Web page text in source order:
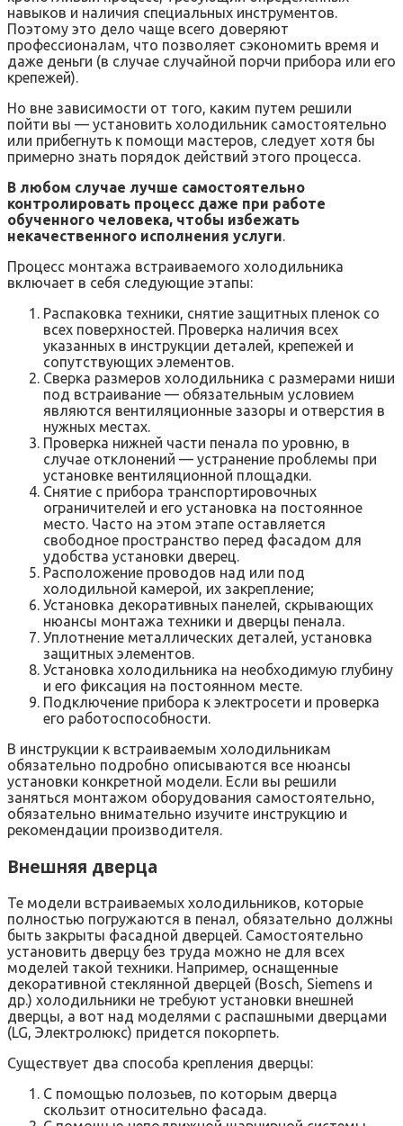
навыков и наличия специальных инструментов.
Поэтому это дело чаще всего доверяют
профессионалам, что позволяет сэкономить время и
даже деньги (в случае случайной порчи прибора или его
крепежей).
Но вне зависимости от того, каким путем решили
пойти вы — установить холодильник самостоятельно
или прибегнуть к помощи мастеров, следует хотя бы
примерно знать порядок действий этого процесса.
В любом случае лучше самостоятельно
контролировать процесс даже при работе
обученного человека, чтобы избежать
некачественного исполнения услуги.
Процесс монтажа встраиваемого холодильника
включает в себя следующие этапы:
Распаковка техники, снятие защитных пленок со
всех поверхностей. Проверка наличия всех
указанных в инструкции деталей, крепежей и
сопутствующих элементов.
Сверка размеров холодильника с размерами ниши
под встраивание — обязательным условием
являются вентиляционные зазоры и отверстия в
нужных местах.
Проверка нижней части пенала по уровню, в
случае отклонений — устранение проблемы при
установке вентиляционной площадки.
Снятие с прибора транспортировочных
ограничителей и его установка на постоянное
место. Часто на этом этапе оставляется
свободное пространство перед фасадом для
удобства установки дверец.
Расположение проводов над или под
холодильной камерой, их закрепление;
Установка декоративных панелей, скрывающих
нюансы монтажа техники и дверцы пенала.
Уплотнение металлических деталей, установка
защитных элементов.
Установка холодильника на необходимую глубину
и его фиксация на постоянном месте.
Подключение прибора к электросети и проверка
его работоспособности.
В инструкции к встраиваемым холодильникам
обязательно подробно описываются все нюансы
установки конкретной модели. Если вы решили
заняться монтажом оборудования самостоятельно,
обязательно внимательно изучите инструкцию и
рекомендации производителя.
Внешняя дверца
Те модели встраиваемых холодильников, которые
полностью погружаются в пенал, обязательно должны
быть закрыты фасадной дверцей. Самостоятельно
установить дверцу без труда можно не для всех
моделей такой техники. Например, оснащенные
декоративной стеклянной дверцей (Bosch, Siemens и
др.) холодильники не требуют установки внешней
дверцы, а вот над моделями с распашными дверцами
(LG, Электролюкс) придется покорпеть.
Существует два способа крепления дверцы:
С помощью полозьев, по которым дверца
скользит относительно фасада.